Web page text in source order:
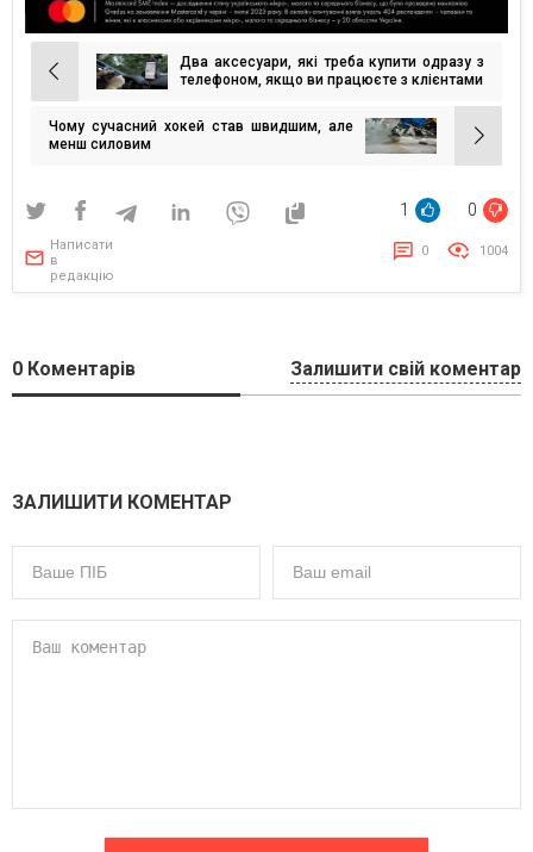
Навігація
записів
Два аксесуари, які треба купити одразу з
телефоном, якщо ви працюєте з клієнтами
Чому сучасний хокей став швидшим, але
менш силовим
1 0
Написати
в
редакцію
0 1004
0 Коментарів Залишити свій коментар
ЗАЛИШИТИ КОМЕНТАР